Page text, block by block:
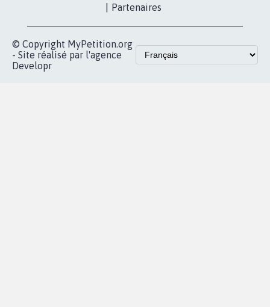
Partenaires
© Copyright MyPetition.org
- Site réalisé par l'agence
Developr